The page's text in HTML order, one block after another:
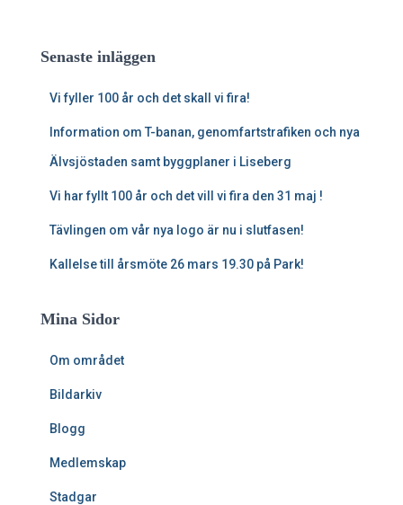
Senaste inläggen
Vi fyller 100 år och det skall vi fira!
Information om T-banan, genomfartstrafiken och nya
Älvsjöstaden samt byggplaner i Liseberg
Vi har fyllt 100 år och det vill vi fira den 31 maj !
Tävlingen om vår nya logo är nu i slutfasen!
Kallelse till årsmöte 26 mars 19.30 på Park!
Mina Sidor
Om området
Bildarkiv
Blogg
Medlemskap
Stadgar